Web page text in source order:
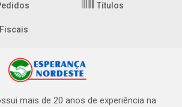
Títulos
mais de 20 anos de experiência na